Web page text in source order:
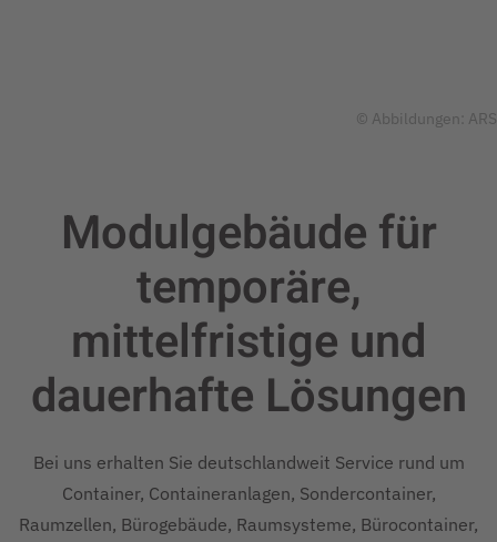
© Abbildungen: ARS
Modulgebäude für
temporäre,
mittelfristige und
dauerhafte Lösungen
Bei uns erhalten Sie deutschlandweit Service rund um
Container, Containeranlagen, Sondercontainer,
Raumzellen, Bürogebäude, Raumsysteme, Bürocontainer,